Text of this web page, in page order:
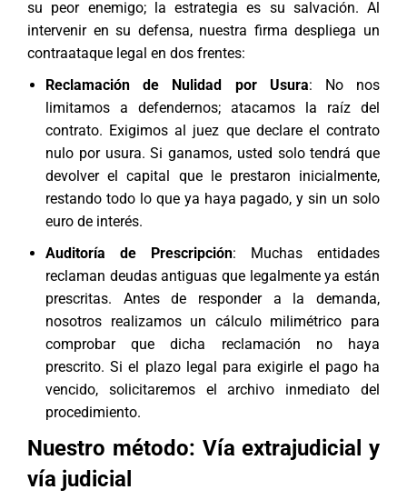
su peor enemigo; la estrategia es su salvación. Al
intervenir en su defensa, nuestra firma despliega un
contraataque legal en dos frentes:
Reclamación de Nulidad por Usura: No nos
limitamos a defendernos; atacamos la raíz del
contrato. Exigimos al juez que declare el contrato
nulo por usura. Si ganamos, usted solo tendrá que
devolver el capital que le prestaron inicialmente,
restando todo lo que ya haya pagado, y sin un solo
euro de interés.
Auditoría de Prescripción: Muchas entidades
reclaman deudas antiguas que legalmente ya están
prescritas. Antes de responder a la demanda,
nosotros realizamos un cálculo milimétrico para
comprobar que dicha reclamación no haya
prescrito. Si el plazo legal para exigirle el pago ha
vencido, solicitaremos el archivo inmediato del
procedimiento.
Nuestro método: Vía extrajudicial y
vía judicial